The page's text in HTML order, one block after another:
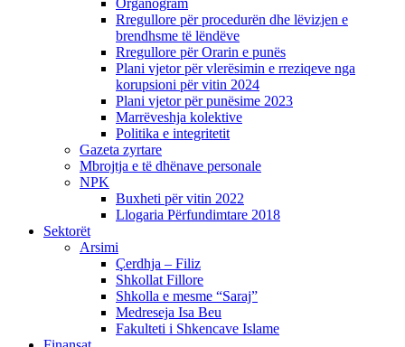
Organogram
Rregullore për procedurën dhe lëvizjen e
brendhsme të lëndëve
Rregullore për Orarin e punës
Plani vjetor për vlerësimin e rreziqeve nga
korupsioni për vitin 2024
Plani vjetor për punësime 2023
Marrëveshja kolektive
Politika e integritetit
Gazeta zyrtare
Mbrojtja e të dhënave personale
NPK
Buxheti për vitin 2022
Llogaria Përfundimtare 2018
Sektorët
Arsimi
Çerdhja – Filiz
Shkollat Fillore
Shkolla e mesme “Saraj”
Medreseja Isa Beu
Fakulteti i Shkencave Islame